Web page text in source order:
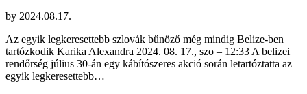
by 2024.08.17.
Az egyik legkeresettebb szlovák bűnöző még mindig Belize-ben
tartózkodik Karika Alexandra 2024. 08. 17., szo – 12:33 A belizei
rendőrség július 30-án egy kábítószeres akció során letartóztatta az
egyik legkeresettebb…